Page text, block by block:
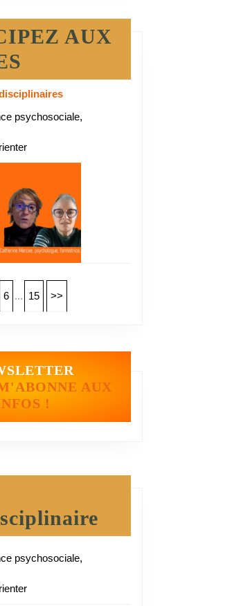
AUX
psychosociale,
6 ... 15 >>
AUX
!
psychosociale,